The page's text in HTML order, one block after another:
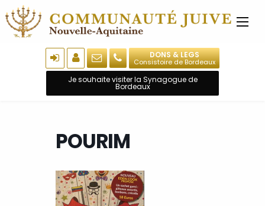
DONS & LEGS
Consistoire de Bordeaux
Je souhaite visiter la Synagogue de
Bordeaux
POURIM